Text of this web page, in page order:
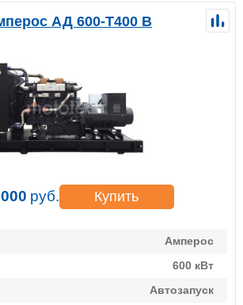
АД 600-Т400 B
руб. Купить
Амперос
600 кВт
Автозапуск